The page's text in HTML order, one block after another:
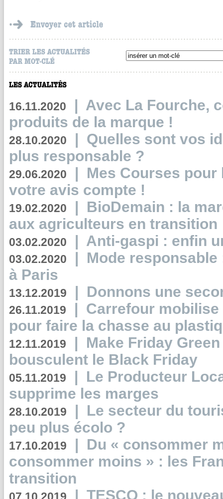
16.11.2020 | Avec La Fourche,
produits de la marque !
28.10.2020 | Quelles sont vos
plus responsable ?
29.06.2020 | Mes Courses pour
votre avis compte !
19.02.2020 | BioDemain : la
aux agriculteurs en transition
03.02.2020 | Anti-gaspi : enfin
03.02.2020 | Mode
à Paris
13.12.2019 | Donnons une
26.11.2019 | Carrefour
pour faire la chasse au
12.11.2019 | Make Friday
bousculent le Black Friday
05.11.2019 | Le Producteur
supprime les marges
28.10.2019 | Le secteur du
peu plus écolo ?
17.10.2019 | Du « consommer
consommer moins » : les
transition
| TESCO : le